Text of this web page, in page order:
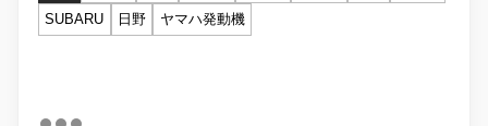
SUBARU
日野 ヤマハ発動機